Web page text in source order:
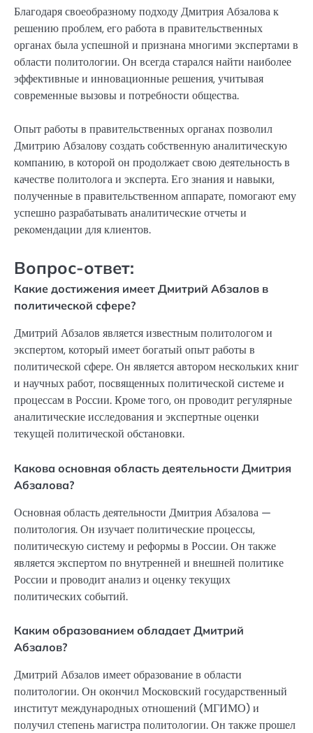
Благодаря своеобразному подходу Дмитрия Абзалова к
решению проблем, его работа в правительственных
органах была успешной и признана многими экспертами в
области политологии. Он всегда старался найти наиболее
эффективные и инновационные решения, учитывая
современные вызовы и потребности общества.
Опыт работы в правительственных органах позволил
Дмитрию Абзалову создать собственную аналитическую
компанию, в которой он продолжает свою деятельность в
качестве политолога и эксперта. Его знания и навыки,
полученные в правительственном аппарате, помогают ему
успешно разрабатывать аналитические отчеты и
рекомендации для клиентов.
Вопрос-ответ:
Какие достижения имеет Дмитрий Абзалов в
политической сфере?
Дмитрий Абзалов является известным политологом и
экспертом, который имеет богатый опыт работы в
политической сфере. Он является автором нескольких книг
и научных работ, посвященных политической системе и
процессам в России. Кроме того, он проводит регулярные
аналитические исследования и экспертные оценки
текущей политической обстановки.
Какова основная область деятельности Дмитрия
Абзалова?
Основная область деятельности Дмитрия Абзалова —
политология. Он изучает политические процессы,
политическую систему и реформы в России. Он также
является экспертом по внутренней и внешней политике
России и проводит анализ и оценку текущих
политических событий.
Каким образованием обладает Дмитрий
Абзалов?
Дмитрий Абзалов имеет образование в области
политологии. Он окончил Московский государственный
институт международных отношений (МГИМО) и
получил степень магистра политологии. Он также прошел